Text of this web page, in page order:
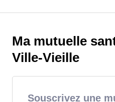
Ma mutuelle
Ville-Vieille
Souscrivez une